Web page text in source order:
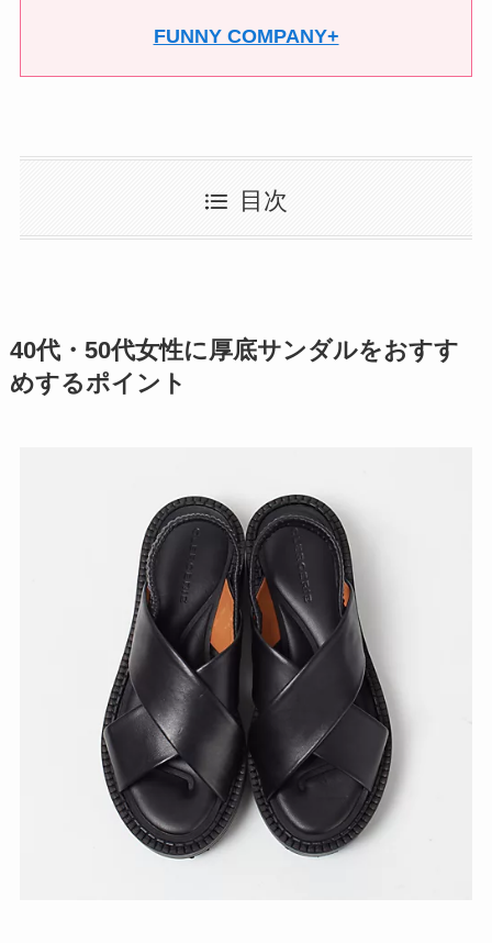
FUNNY COMPANY+
目次
40代・50代女性に厚底サンダルをおすす
めするポイント